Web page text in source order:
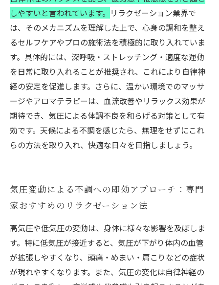
しやすいと言われています。 リラクゼーション業界で
は、そのメカニズムを理解した上で、心身の調和を整え
るセルフケアやプロの施術法を積極的に取り入れていま
す。具体的には、深呼吸・ストレッチング・適度な運動
を日常に取り入れることが推奨され、これにより自律神
経の安定を促進します。さらに、温かい環境でのマッサ
ージやアロマテラピーは、血流改善やリラックス効果が
期待でき、気圧による体調不良を和らげる対策として有
効です。天候による不調を感じたら、無理をせずにこれ
らの方法を取り入れ、快適な日々を目指しましょう。
気圧変動による不調への即効アプローチ：専門
家おすすめのリラクゼーション法
高気圧や低気圧の変動は、身体に様々な影響を及ぼしま
す。特に低気圧が接近すると、気圧が下がり体内の血管
が拡張しやすくなり、頭痛・めまい・肩こりなどの症状
が現れやすくなります。また、気圧の変化は自律神経の